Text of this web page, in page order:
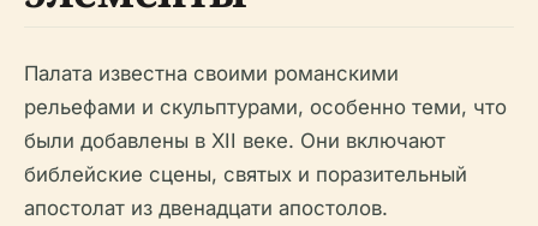
Палата известна своими романскими
рельефами и скульптурами, особенно теми, что
были добавлены в XII веке. Они включают
библейские сцены, святых и поразительный
апостолат из двенадцати апостолов.